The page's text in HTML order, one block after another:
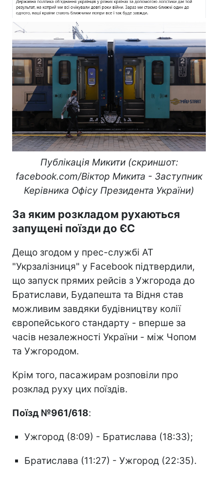
Публікація Микити (скриншот:
facebook.com/Віктор Микита - Заступник
Керівника Офісу Президента України)
За яким розкладом рухаються
запущені поїзди до ЄС
Дещо згодом у прес-службі АТ
"Укрзалізниця" у Facebook підтвердили,
що запуск прямих рейсів з Ужгорода до
Братислави, Будапешта та Відня став
можливим завдяки будівництву колії
європейського стандарту - вперше за
часів незалежності України - між Чопом
та Ужгородом.
Крім того, пасажирам розповіли про
розклад руху цих поїздів.
Поїзд №961/618:
Ужгород (8:09) - Братислава (18:33);
Братислава (11:27) - Ужгород (22:35).